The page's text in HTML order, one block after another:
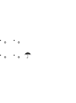
・。
。・。☂